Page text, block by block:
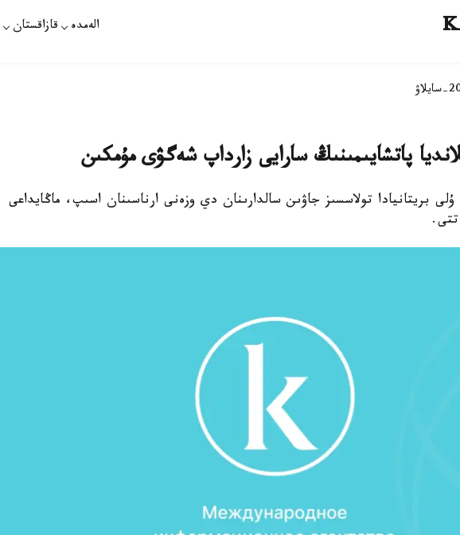
الەمدە قازاقستان
پاتشايىمىنىڭ سارايى زارداپ شەگۋى مۇمكىن
ۇلى بريتانيادا تولاسسىز جاۋىن سالدارىنان دي وزەنى ارناسىنان اسىپ، ماڭايداعى